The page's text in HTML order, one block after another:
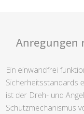
Anregungen
Ein einwandfrei
Sicherheitsstandards
ist der Dreh- und
Schutzmechanismus